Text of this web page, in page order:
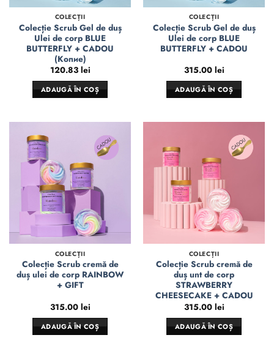
COLECȚII
Colecție Scrub Gel de duș
Ulei de corp BLUE
BUTTERFLY + CADOU
(Копие)
120.83 lei
ADAUGĂ ÎN COȘ
COLECȚII
Colecție Scrub Gel de duș
Ulei de corp BLUE
BUTTERFLY + CADOU
315.00 lei
ADAUGĂ ÎN COȘ
COLECȚII
Colecție Scrub cremă de
duș ulei de corp RAINBOW
+ GIFT
315.00 lei
ADAUGĂ ÎN COȘ
COLECȚII
Colecție Scrub cremă de
duș unt de corp
STRAWBERRY
CHEESECAKE + CADOU
315.00 lei
ADAUGĂ ÎN COȘ